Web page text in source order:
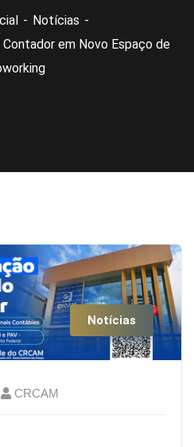
Notícias
Contador em Novo Espaço de
Notícias
CRCAM